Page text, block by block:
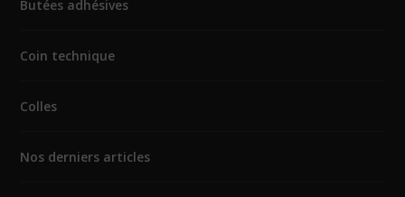
Butées adhésives
Coin technique
Colles
Nos derniers articles